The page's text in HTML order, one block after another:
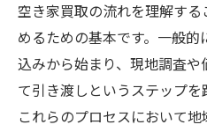
空き家買取の流れを理解す
めるための基本です。一般
込みから始まり、現地調査
て引き渡しというステップを
これらのプロセスにおいて